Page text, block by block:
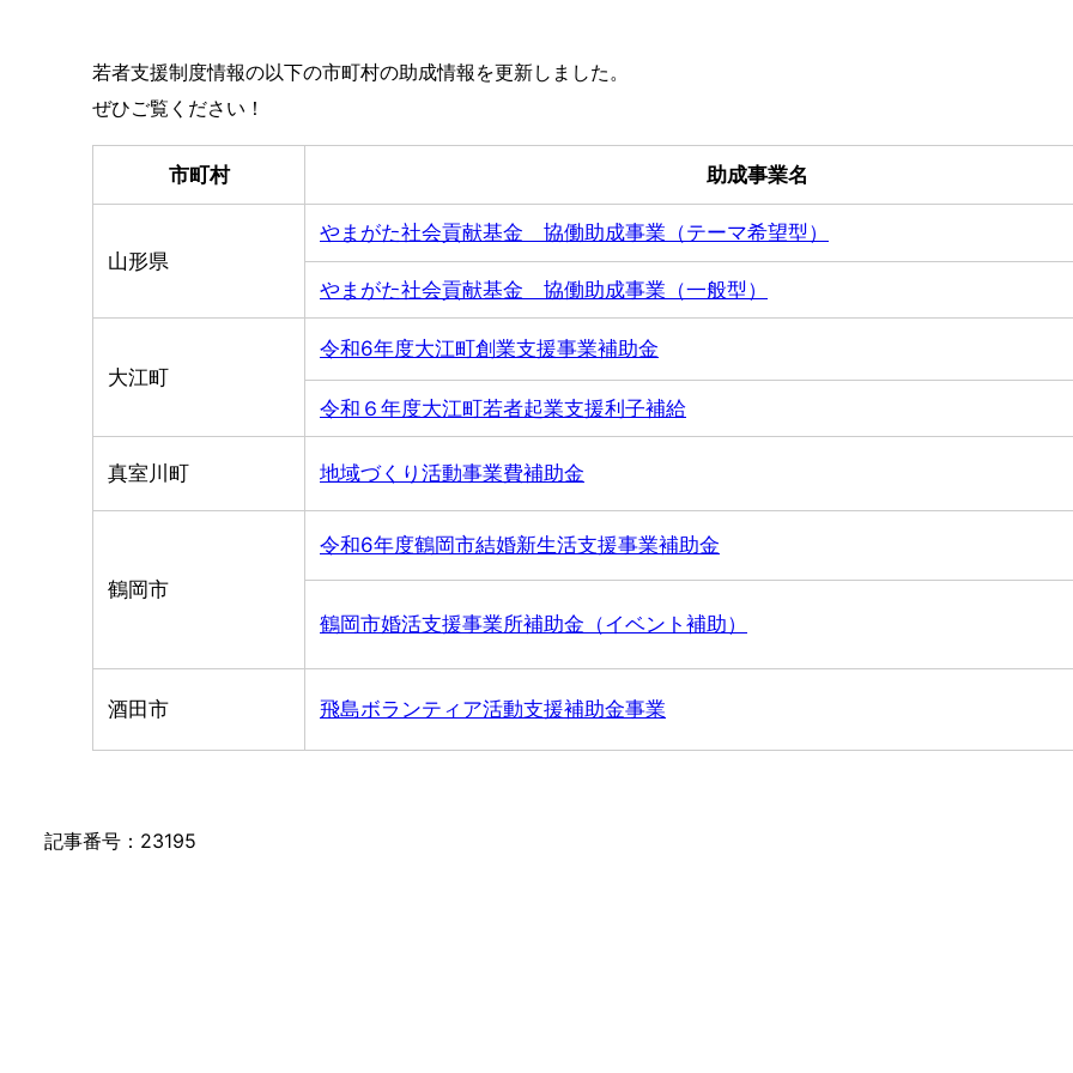
若者支援制度情報の以下の市町村の助成情報を更新しました。
ぜひご覧ください！
市町村 助成事業名
山形県
やまがた社会貢献基金 協働助成事業（テーマ希望型）
やまがた社会貢献基金 協働助成事業（一般型）
大江町
令和6年度大江町創業支援事業補助金
令和６年度大江町若者起業支援利子補給
真室川町 地域づくり活動事業費補助金
鶴岡市
令和6年度鶴岡市結婚新生活支援事業補助金
鶴岡市婚活支援事業所補助金（イベント補助）
酒田市 飛島ボランティア活動支援補助金事業
記事番号：23195